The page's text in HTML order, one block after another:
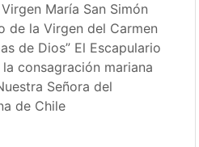
María San Simón
de la Virgen del Carmen
de Dios” El Escapulario
consagración mariana
Señora del
de Chile